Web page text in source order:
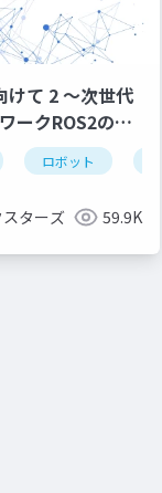
アップシリーズ
けて 2 ～次世代
ークROS2のビ
ロボット
ターズ 59.9K